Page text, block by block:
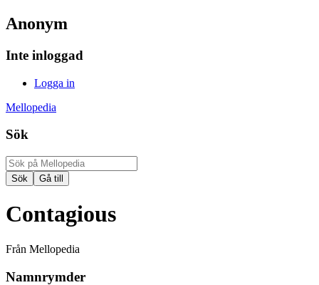
Anonym
Inte inloggad
Logga in
Mellopedia
Sök
Contagious
Från Mellopedia
Namnrymder